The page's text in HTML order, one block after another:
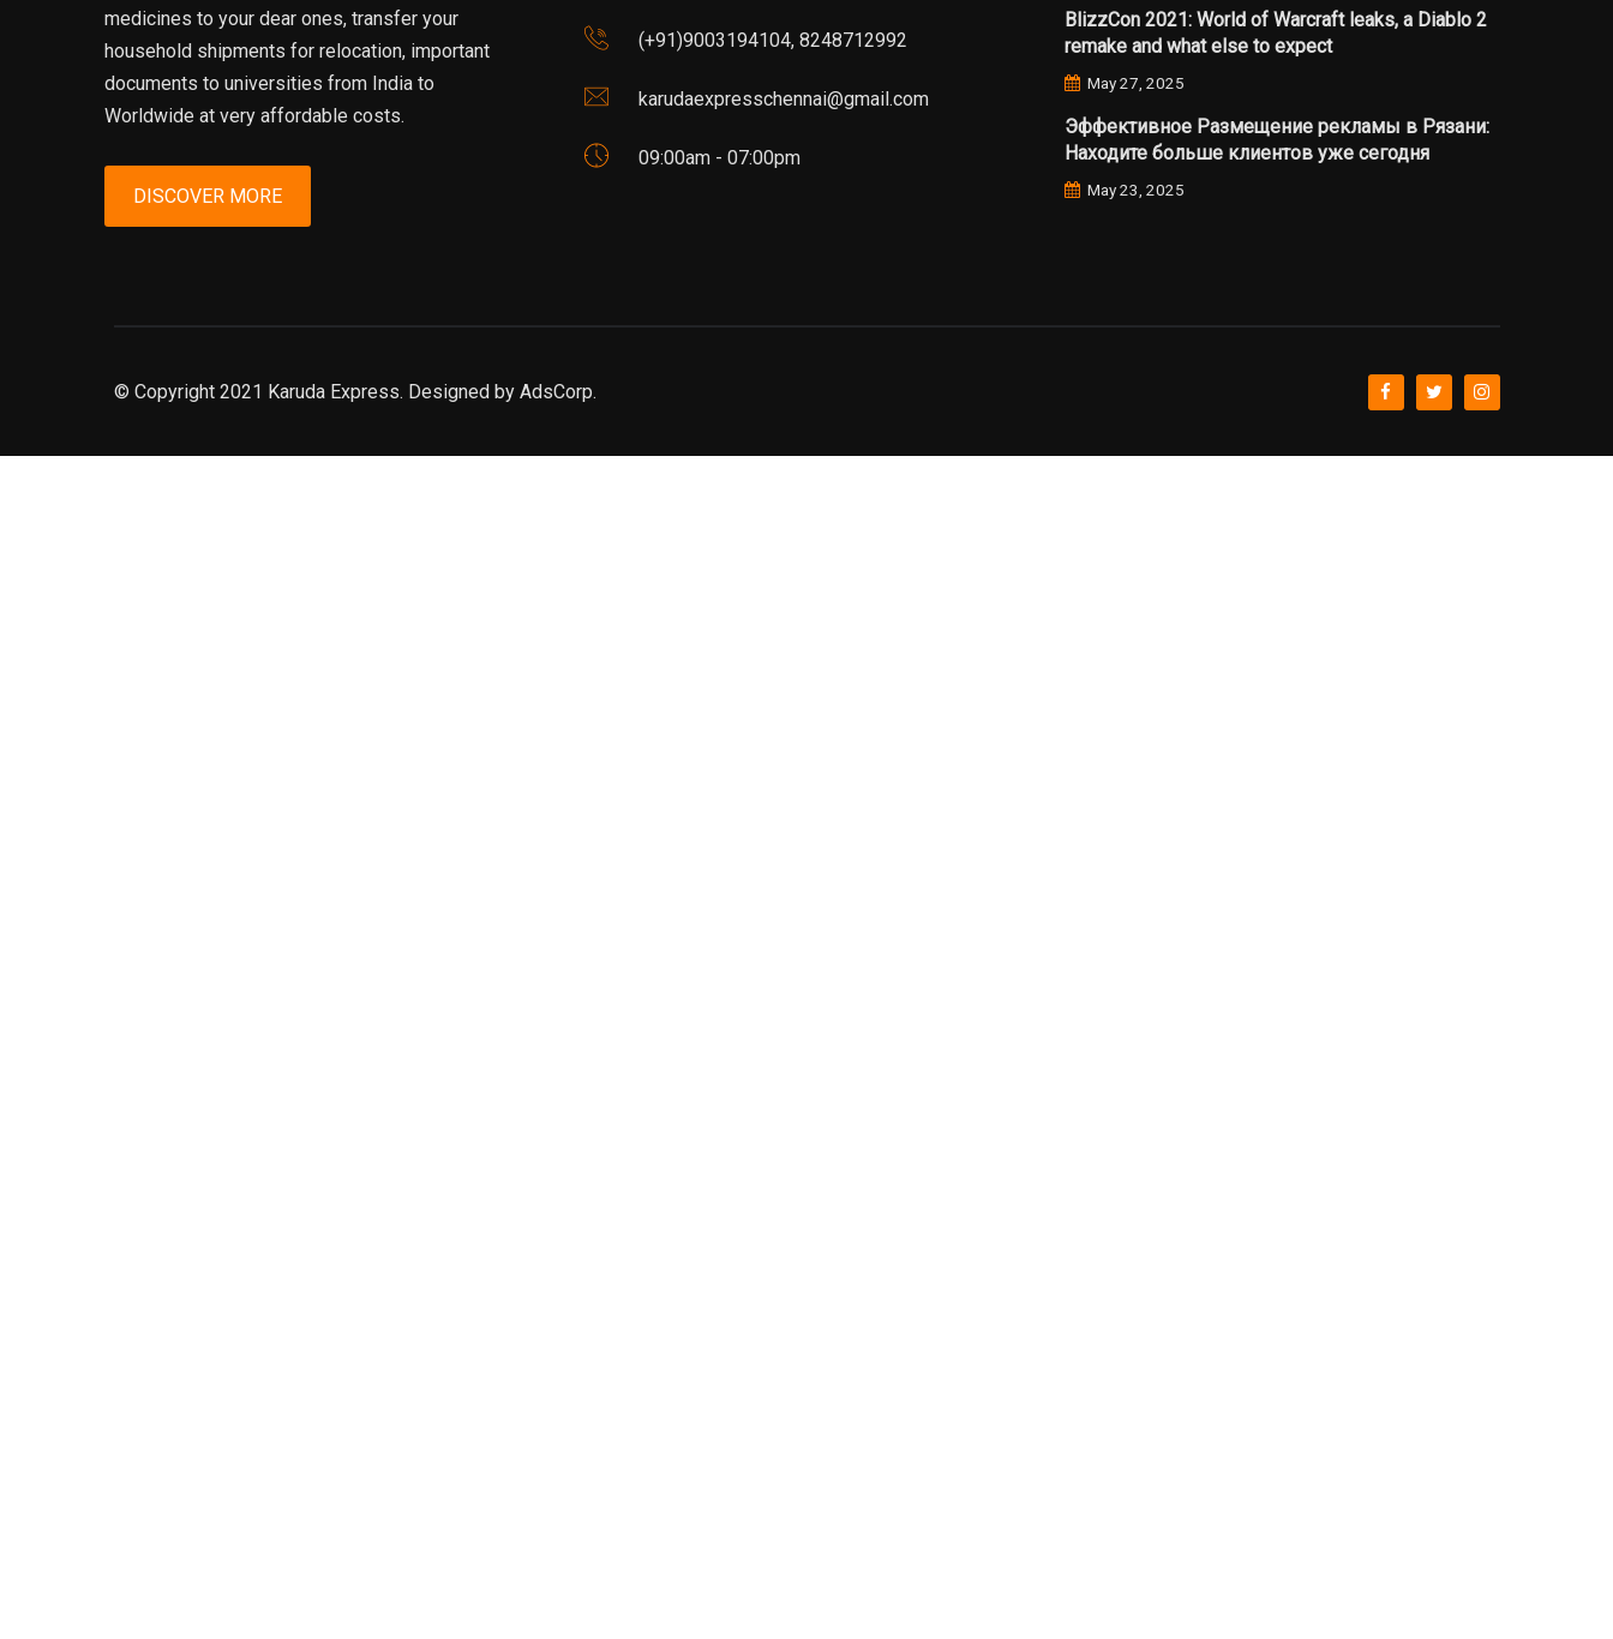
medicines to your dear ones, transfer your
household shipments for relocation, important
documents to universities from India to
Worldwide at very affordable costs.
DISCOVER MORE
(+91)9003194104, 8248712992
karudaexpresschennai@gmail.com
09:00am - 07:00pm
BlizzCon 2021: World of Warcraft leaks, a Diablo 2
remake and what else to expect
May 27, 2025
Эффективное Размещение рекламы в Рязани:
Находите больше клиентов уже сегодня
May 23, 2025
© Copyright 2021 Karuda Express. Designed by AdsCorp.